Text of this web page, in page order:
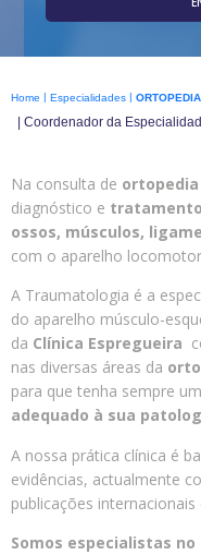
Home | Especialidades | ORTOPEDIA
| Coordenador da
Na consulta de ortopedia
diagnóstico e
ossos, músculos,
com o aparelho
A Traumatologia é a
do aparelho músculo-
da Clínica Espregueira
nas diversas áreas da
para que tenha sempre um
adequado à sua
A nossa prática clínica é
evidências, actualmente
publicações
Somos especialistas